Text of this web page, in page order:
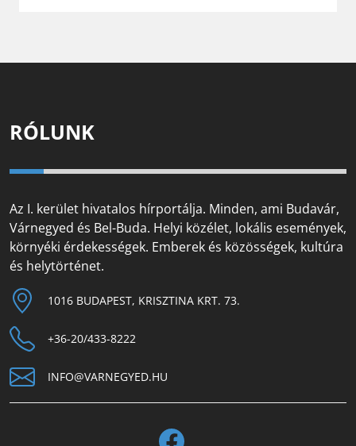
RÓLUNK
Az I. kerület hivatalos hírportálja. Minden, ami Budavár,
Várnegyed és Bel-Buda. Helyi közélet, lokális események,
környéki érdekességek. Emberek és közösségek, kultúra
és helytörténet.
1016 BUDAPEST, KRISZTINA KRT. 73.
+36-20/433-8222
INFO@VARNEGYED.HU